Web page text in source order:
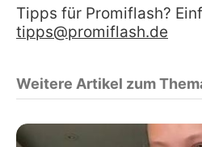
Tipps für Promiflash?
tipps@promiflash.de
Weitere Artikel zum